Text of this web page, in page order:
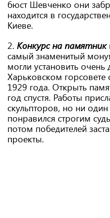
бюст Шевченко они
находится в
Киеве.
2. Конкурс на памятник
самый знаменитый
могли установить очень
Харьковском горсовете
1929 года. Открыть
год спустя. Работы
скульпторов, но ни один
понравился строгим
потом победителей
проекты.